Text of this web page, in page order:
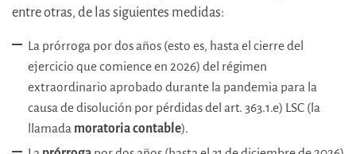
entre otras, de las siguientes medidas:
La prórroga por dos años (esto es, hasta el cierre del
ejercicio que comience en 2026) del régimen
extraordinario aprobado durante la pandemia para la
causa de disolución por pérdidas del art. 363.1.e) LSC (la
llamada moratoria contable).